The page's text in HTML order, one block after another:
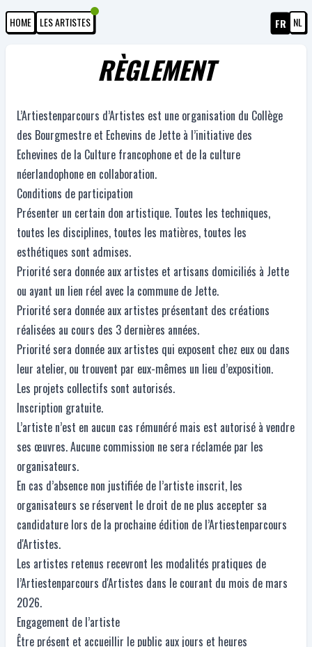
HOME LES ARTISTES FR NL
RÈGLEMENT
L’Artiestenparcours d’Artistes est une organisation du Collège
des Bourgmestre et Echevins de Jette à l’initiative des
Echevines de la Culture francophone et de la culture
néerlandophone en collaboration.
Conditions de participation
Présenter un certain don artistique. Toutes les techniques,
toutes les disciplines, toutes les matières, toutes les
esthétiques sont admises.
Priorité sera donnée aux artistes et artisans domiciliés à Jette
ou ayant un lien réel avec la commune de Jette.
Priorité sera donnée aux artistes présentant des créations
réalisées au cours des 3 dernières années.
Priorité sera donnée aux artistes qui exposent chez eux ou dans
leur atelier, ou trouvent par eux-mêmes un lieu d’exposition.
Les projets collectifs sont autorisés.
Inscription gratuite.
L’artiste n’est en aucun cas rémunéré mais est autorisé à vendre
ses œuvres. Aucune commission ne sera réclamée par les
organisateurs.
En cas d’absence non justifiée de l’artiste inscrit, les
organisateurs se réservent le droit de ne plus accepter sa
candidature lors de la prochaine édition de l’Artiestenparcours
d'Artistes.
Les artistes retenus recevront les modalités pratiques de
l’Artiestenparcours d'Artistes dans le courant du mois de mars
2026.
Engagement de l’artiste
Être présent et accueillir le public aux jours et heures